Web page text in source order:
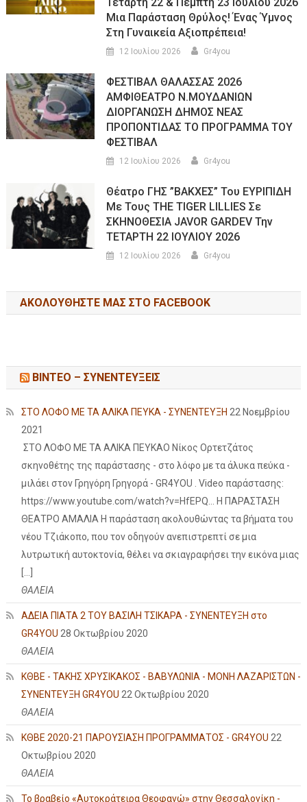
Μια Παράσταση Θρύλος! Ένας Ύμνος
Στη Γυναικεία Αξιοπρέπεια!
12 Ιουλίου 2026 Gr4you
ΦΕΣΤΙΒΑΛ ΘΑΛΑΣΣΑΣ 2026
ΑΜΦΙΘΕΑΤΡΟ Ν.ΜΟΥΔΑΝΙΩΝ
ΔΙΟΡΓΑΝΩΣΗ ΔΗΜΟΣ ΝΕΑΣ
ΠΡΟΠΟΝΤΙΔΑΣ ΤΟ ΠΡΟΓΡΑΜΜΑ ΤΟΥ
ΦΕΣΤΙΒΑΛ
12 Ιουλίου 2026 Gr4you
Θέατρο ΓΗΣ ”ΒΑΚΧΕΣ” Του ΕΥΡΙΠΙΔΗ
Με Τους THE TIGER LILLIES Σε
ΣΚΗΝΟΘΕΣΙΑ JAVOR GARDEV Την
ΤΕΤΑΡΤΗ 22 ΙΟΥΛΙΟΥ 2026
12 Ιουλίου 2026 Gr4you
ΑΚΟΛΟΥΘΉΣΤΕ ΜΑΣ ΣΤΟ FACEBOOK
ΒΙΝΤΕΟ – ΣΥΝΕΝΤΕΥΞΕΙΣ
ΣΤΟ ΛΟΦΟ ΜΕ ΤΑ ΑΛΙΚΑ ΠΕΥΚΑ - ΣΥΝΕΝΤΕΥΞΗ 22 Νοεμβρίου
2021
ΣΤΟ ΛΟΦΟ ΜΕ ΤΑ ΑΛΙΚΑ ΠΕΥΚΑΟ Νίκος Ορτετζάτος
σκηνοθέτης της παράστασης - στο λόφο με τα άλυκα πεύκα -
μιλάει στον Γρηγόρη Γρηγορά - GR4YOU . Video παράστασης:
https://www.youtube.com/watch?v=HfEPQ... Η ΠΑΡΑΣΤΑΣΗ
ΘΕΑΤΡΟ ΑΜΑΛΙΑ Η παράσταση ακολουθώντας τα βήματα του
νέου Τζιάκοπο, που τον οδηγούν ανεπιστρεπτί σε μια
λυτρωτική αυτοκτονία, θέλει να σκιαγραφήσει την εικόνα μιας
ΘΑΛΕΙΑ
ΑΔΕΙΑ ΠΙΑΤΑ 2 ΤΟΥ ΒΑΣΙΛΗ ΤΣΙΚΑΡΑ - ΣΥΝΕΝΤΕΥΞΗ στο
GR4YOU 28 Οκτωβρίου 2020
ΘΑΛΕΙΑ
ΚΘΒΕ - ΤΑΚΗΣ ΧΡΥΣΙΚΑΚΟΣ - ΒΑΒΥΛΩΝΙΑ - ΜΟΝΗ ΛΑΖΑΡΙΣΤΩΝ -
ΣΥΝΕΝΤΕΥΞΗ GR4YOU 22 Οκτωβρίου 2020
ΘΑΛΕΙΑ
ΚΘΒΕ 2020-21 ΠΑΡΟΥΣΙΑΣΗ ΠΡΟΓΡΑΜΜΑΤΟΣ - GR4YOU 22
Οκτωβρίου 2020
ΘΑΛΕΙΑ
Το βραβείο «Αυτοκράτειρα Θεοφανώ» στην Θεσσαλονίκη -